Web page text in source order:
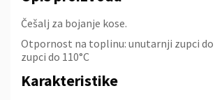
Češalj za bojanje kose.
Otpornost na toplinu: unutarnji zupci do
zupci do 110°C
Karakteristike